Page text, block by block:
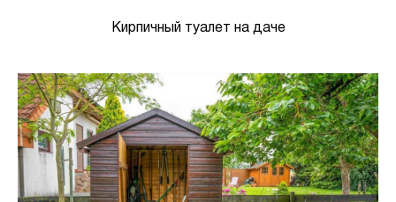
Кирпичный туалет на даче